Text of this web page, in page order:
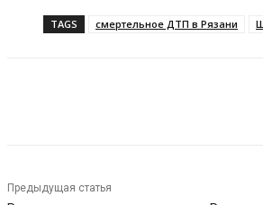
TAGS смертельное ДТП в Рязани
Предыдущая статья